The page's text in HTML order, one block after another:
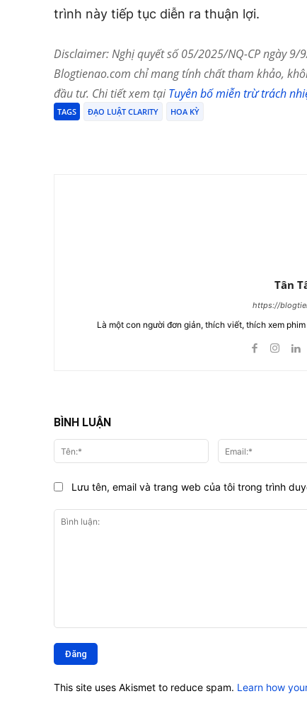
trình này tiếp tục diễn ra thuận lợi.
Disclaimer: Nghị quyết số 05/2025/NQ-CP ngày
Blogtienao.com chỉ mang tính chất tham khảo,
đầu tư. Chi tiết xem tạiTuyên bố miễn trừ trách
TAGS ĐẠO LUẬT CLARITY HOA KỲ
Tân
https://
Là một con người đơn giản, thích viết, thích xem
BÌNH LUẬN
luận:
Tên:*
Lưu tên, email và trang web của tôi trong trình
This site uses Akismet to reduce spam. Learn how